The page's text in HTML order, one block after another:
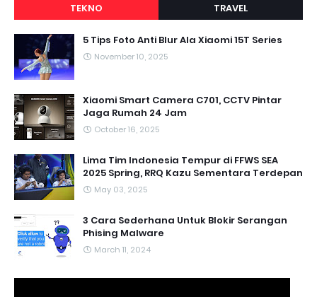
TEKNO TRAVEL
5 Tips Foto Anti Blur Ala Xiaomi 15T Series
November 10, 2025
Xiaomi Smart Camera C701, CCTV Pintar
Jaga Rumah 24 Jam
October 16, 2025
Lima Tim Indonesia Tempur di FFWS SEA
2025 Spring, RRQ Kazu Sementara Terdepan
May 03, 2025
3 Cara Sederhana Untuk Blokir Serangan
Phising Malware
March 11, 2024